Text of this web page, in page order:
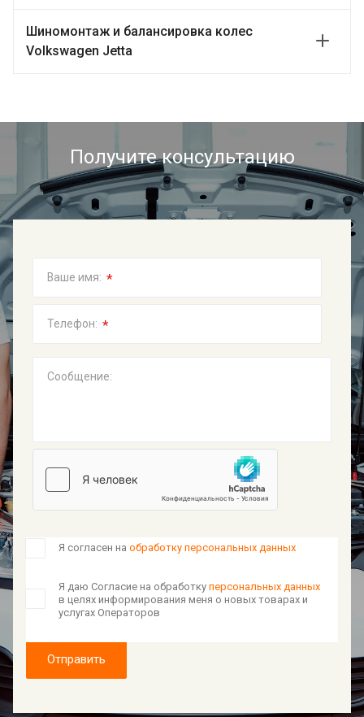
Шиномонтаж и балансировка колес
Volkswagen Jetta
Получите консультацию
Ваше имя: *
Телефон: *
Сообщение:
Я согласен на обработку персональных данных
Я даю Согласие на обработку персональных данных
в целях информирования меня о новых товарах и
услугах Операторов
Отправить